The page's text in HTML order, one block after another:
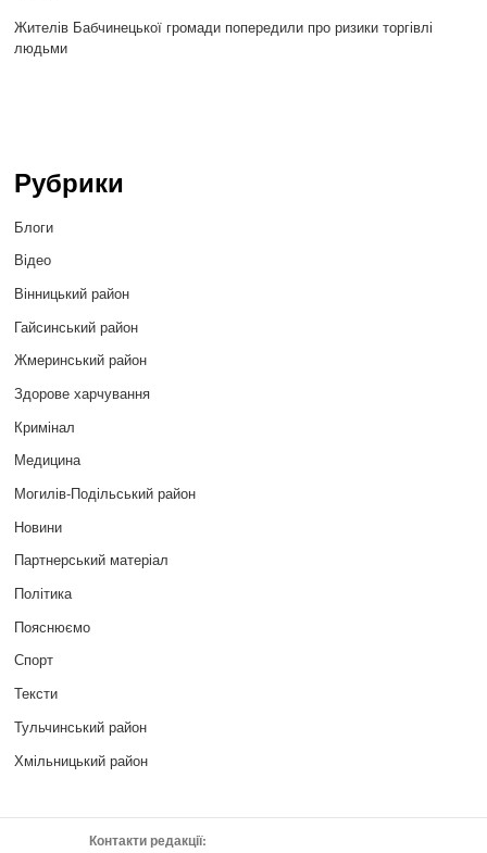
Жителів Бабчинецької громади попередили про ризики торгівлі
людьми
Рубрики
Блоги
Відео
Вінницький район
Гайсинський район
Жмеринський район
Здорове харчування
Кримінал
Медицина
Могилів-Подільський район
Новини
Партнерський матеріал
Політика
Пояснюємо
Спорт
Тексти
Тульчинський район
Хмільницький район
Контакти редакції: